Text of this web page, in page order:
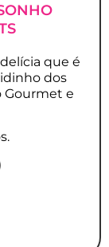
que é
dos
Gourmet e